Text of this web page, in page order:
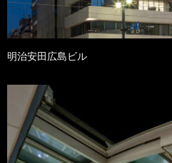
明治安田広島ビル